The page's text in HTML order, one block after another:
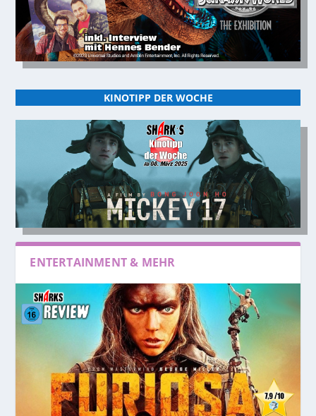
KINOTIPP DER WOCHE
ENTERTAINMENT & MEHR